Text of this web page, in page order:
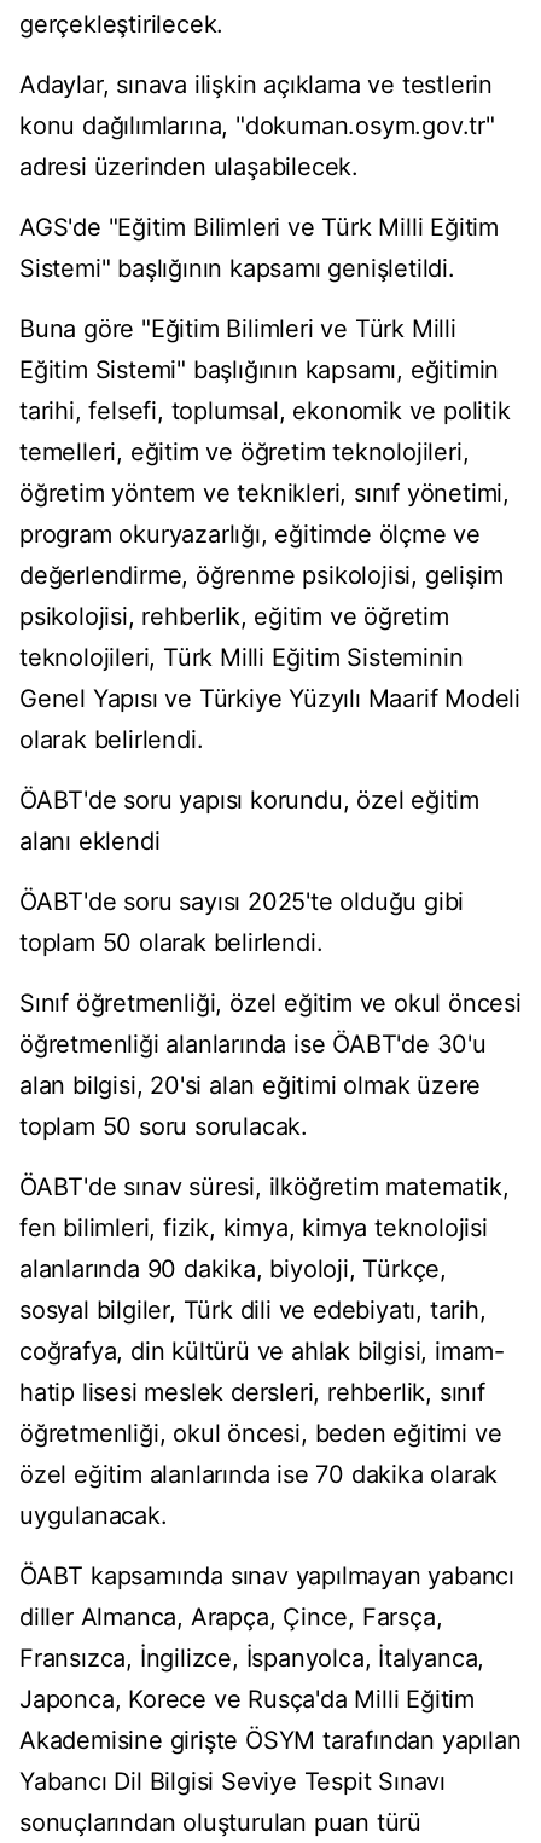
gerçekleştirilecek.
Adaylar, sınava ilişkin açıklama ve testlerin
konu dağılımlarına, "dokuman.osym.gov.tr"
adresi üzerinden ulaşabilecek.
AGS'de "Eğitim Bilimleri ve Türk Milli Eğitim
Sistemi" başlığının kapsamı genişletildi.
Buna göre "Eğitim Bilimleri ve Türk Milli
Eğitim Sistemi" başlığının kapsamı, eğitimin
tarihi, felsefi, toplumsal, ekonomik ve politik
temelleri, eğitim ve öğretim teknolojileri,
öğretim yöntem ve teknikleri, sınıf yönetimi,
program okuryazarlığı, eğitimde ölçme ve
değerlendirme, öğrenme psikolojisi, gelişim
psikolojisi, rehberlik, eğitim ve öğretim
teknolojileri, Türk Milli Eğitim Sisteminin
Genel Yapısı ve Türkiye Yüzyılı Maarif Modeli
olarak belirlendi.
ÖABT'de soru yapısı korundu, özel eğitim
alanı eklendi
ÖABT'de soru sayısı 2025'te olduğu gibi
toplam 50 olarak belirlendi.
Sınıf öğretmenliği, özel eğitim ve okul öncesi
öğretmenliği alanlarında ise ÖABT'de 30'u
alan bilgisi, 20'si alan eğitimi olmak üzere
toplam 50 soru sorulacak.
ÖABT'de sınav süresi, ilköğretim matematik,
fen bilimleri, fizik, kimya, kimya teknolojisi
alanlarında 90 dakika, biyoloji, Türkçe,
sosyal bilgiler, Türk dili ve edebiyatı, tarih,
coğrafya, din kültürü ve ahlak bilgisi, imam-
hatip lisesi meslek dersleri, rehberlik, sınıf
öğretmenliği, okul öncesi, beden eğitimi ve
özel eğitim alanlarında ise 70 dakika olarak
uygulanacak.
ÖABT kapsamında sınav yapılmayan yabancı
diller Almanca, Arapça, Çince, Farsça,
Fransızca, İngilizce, İspanyolca, İtalyanca,
Japonca, Korece ve Rusça'da Milli Eğitim
Akademisine girişte ÖSYM tarafından yapılan
Yabancı Dil Bilgisi Seviye Tespit Sınavı
sonuçlarından oluşturulan puan türü